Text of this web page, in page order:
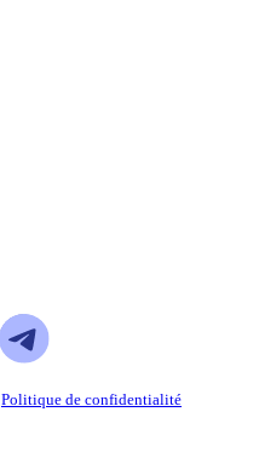
Politique de confidentialité